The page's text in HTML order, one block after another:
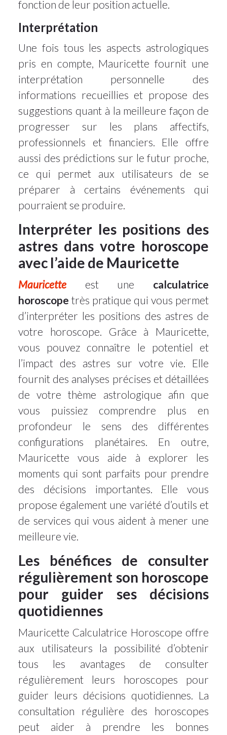
fonction de leur position actuelle.
Interprétation
Une fois tous les aspects astrologiques
pris en compte, Mauricette fournit une
interprétation personnelle des
informations recueillies et propose des
suggestions quant à la meilleure façon de
progresser sur les plans affectifs,
professionnels et financiers. Elle offre
aussi des prédictions sur le futur proche,
ce qui permet aux utilisateurs de se
préparer à certains événements qui
pourraient se produire.
Interpréter les positions des
astres dans votre horoscope
avec l’aide de Mauricette
Mauricette est une calculatrice
horoscope très pratique qui vous permet
d’interpréter les positions des astres de
votre horoscope. Grâce à Mauricette,
vous pouvez connaître le potentiel et
l’impact des astres sur votre vie. Elle
fournit des analyses précises et détaillées
de votre thème astrologique afin que
vous puissiez comprendre plus en
profondeur le sens des différentes
configurations planétaires. En outre,
Mauricette vous aide à explorer les
moments qui sont parfaits pour prendre
des décisions importantes. Elle vous
propose également une variété d’outils et
de services qui vous aident à mener une
meilleure vie.
Les bénéfices de consulter
régulièrement son horoscope
pour guider ses décisions
quotidiennes
Mauricette Calculatrice Horoscope offre
aux utilisateurs la possibilité d’obtenir
tous les avantages de consulter
régulièrement leurs horoscopes pour
guider leurs décisions quotidiennes. La
consultation régulière des horoscopes
peut aider à prendre les bonnes